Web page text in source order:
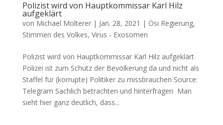
Polizist wird von Hauptkommissar Karl Hilz
aufgeklärt
von Michael Molterer| Jan. 28, 2021 | Ösi Regierung,
Stimmen des Volkes, Virus - Exosomen
Polizist wird von Hauptkommissar Karl Hilz aufgeklärt
Poli­zei ist zum Schutz der Bevöl­ke­rung da und nicht als
Staf­fel für (kor­rup­te) Poli­ti­ker zu missbrauchen Source:
Tele­gram Sach­lich betrach­ten und hinterfragen Man
sieht hier ganz deut­lich, dass...